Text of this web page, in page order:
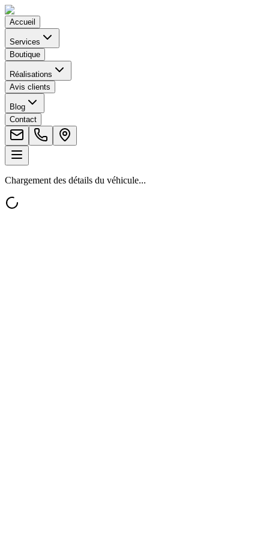
Accueil
Services
Boutique
Réalisations
Avis clients
Blog
Contact
Chargement des détails du véhicule...